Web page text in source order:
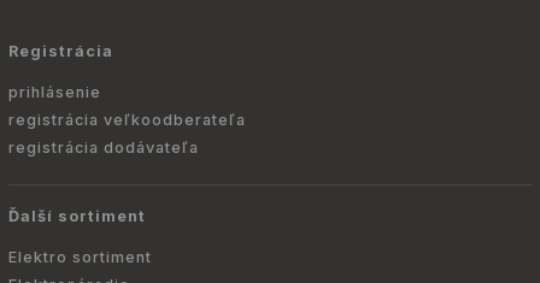
Registrácia
prihlásenie
registrácia veľkoodberateľa
registrácia dodávateľa
Ďalší sortiment
Elektro sortiment